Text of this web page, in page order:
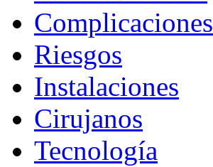
Complicaciones
Riesgos
Instalaciones
Cirujanos
Tecnología